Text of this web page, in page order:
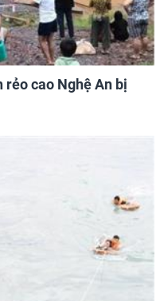
rẻo cao Nghệ An bị